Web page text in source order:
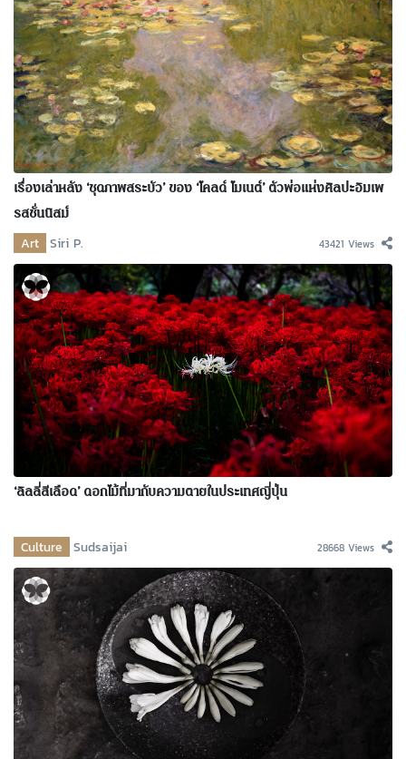
เรื่องเล่าหลัง ‘ชุดภาพสระบัว’ ของ ‘โคลด์ โมเนต์’ ตัวพ่อแห่งศิลปะอิมเพ
รสชั่นนิสม์
Art Siri P. 43421 Views
‘ลิลลี่สีเลือด’ ดอกไม้ที่มากับความตายในประเทศญี่ปุ่น
Culture Sudsaijai 28668 Views